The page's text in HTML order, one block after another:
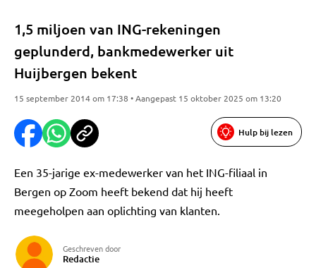
1,5 miljoen van ING-rekeningen
geplunderd, bankmedewerker uit
Huijbergen bekent
15 september 2014 om 17:38 • Aangepast 15 oktober 2025 om 13:20
Hulp bij lezen
Een 35-jarige ex-medewerker van het ING-filiaal in
Bergen op Zoom heeft bekend dat hij heeft
meegeholpen aan oplichting van klanten.
Geschreven door
Redactie